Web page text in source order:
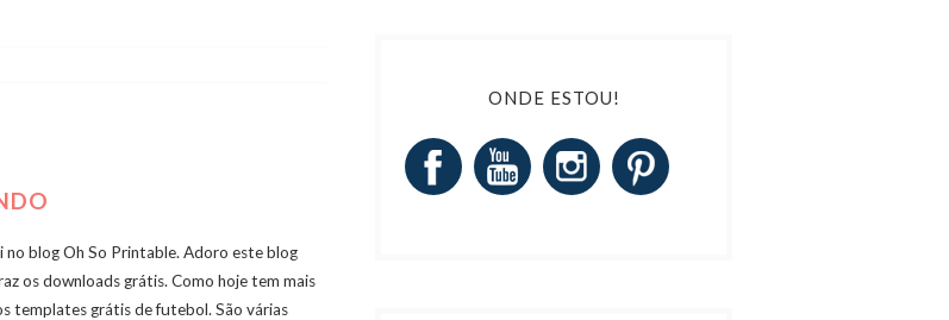
blog Oh So Printable. Adoro este blog
os downloads grátis. Como hoje tem mais
templates grátis de futebol. São várias
ONDE ESTOU!